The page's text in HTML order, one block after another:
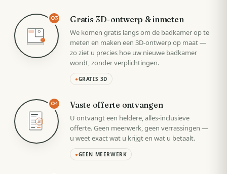
03 Gratis 3D-ontwerp & inmeten
We komen gratis langs om de badkamer op te
meten en maken een 3D-ontwerp op maat —
zo ziet u precies hoe uw nieuwe badkamer
wordt, zonder verplichtingen.
●GRATIS 3D
VAST
04 Vaste offerte ontvangen
U ontvangt een heldere, alles-inclusieve
offerte. Geen meerwerk, geen verrassingen —
u weet exact wat u krijgt en wat u betaalt.
●GEEN MEERWERK